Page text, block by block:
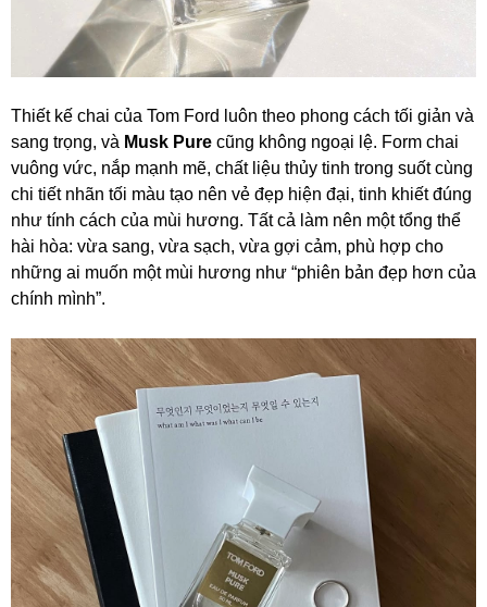
Thiết kế chai của Tom Ford luôn theo phong cách tối giản và
sang trọng, và Musk Pure cũng không ngoại lệ. Form chai
vuông vức, nắp mạnh mẽ, chất liệu thủy tinh trong suốt cùng
chi tiết nhãn tối màu tạo nên vẻ đẹp hiện đại, tinh khiết đúng
như tính cách của mùi hương. Tất cả làm nên một tổng thể
hài hòa: vừa sang, vừa sạch, vừa gợi cảm, phù hợp cho
những ai muốn một mùi hương như “phiên bản đẹp hơn của
chính mình”.